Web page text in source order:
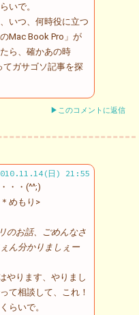
いで。
いつ、何時役に立つ
Mac Book Pro」が
ら、確かあの時
てガサゴソ記事を探
▶このコメントに返信
日) 21:55
・・(^^;)
めもり>
のお話、ごめんなさ
ん分かりましぇー
やります、やりまし
て相談して、これ！
らいで。